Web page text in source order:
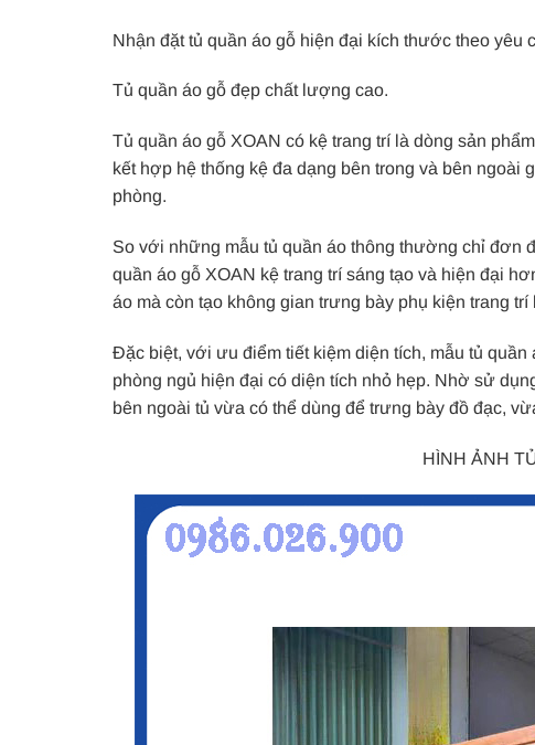
Nhận đặt tủ quần áo gỗ hiện đại kích thước theo yêu
Tủ quần áo gỗ đẹp chất lượng cao.
Tủ quần áo gỗ XOAN có kệ trang trí là dòng sản
kết hợp hệ thống kệ đa dạng bên trong và bên ngoài
phòng.
So với những mẫu tủ quần áo thông thường chỉ đơn
quần áo gỗ XOAN kệ trang trí sáng tạo và hiện đại
áo mà còn tạo không gian trưng bày phụ kiện trang
Đặc biệt, với ưu điểm tiết kiệm diện tích, mẫu tủ
phòng ngủ hiện đại có diện tích nhỏ hẹp. Nhờ sử
bên ngoài tủ vừa có thể dùng để trưng bày đồ đạc,
HÌNH ẢNH